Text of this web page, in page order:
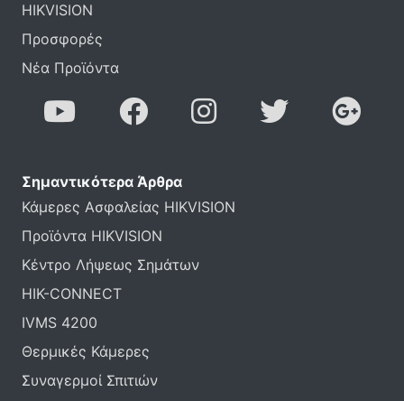
HIKVISION
Προσφορές
Νέα Προϊόντα
Σημαντικότερα Άρθρα
Κάμερες Ασφαλείας HIKVISION
Προϊόντα HIKVISION
Κέντρο Λήψεως Σημάτων
HIK-CONNECT
IVMS 4200
Θερμικές Κάμερες
Συναγερμοί Σπιτιών